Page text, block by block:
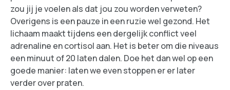
zou jij je voelen als dat jou zou worden verweten?
Overigens is een pauze in een ruzie wel gezond. Het
lichaam maakt tijdens een dergelijk conflict veel
adrenaline en cortisol aan. Het is beter om die niveaus
een minuut of 20 laten dalen. Doe het dan wel op een
goede manier: laten we even stoppen er er later
verder over praten.